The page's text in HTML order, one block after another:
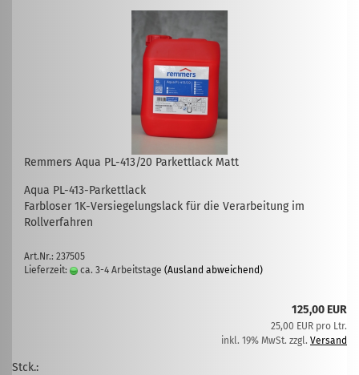
Remmers Aqua PL-413/20 Parkettlack Matt
Aqua PL-413-Parkettlack
Farbloser 1K-Versiegelungslack für die Verarbeitung im
Rollverfahren
Art.Nr.: 237505
Lieferzeit:
ca. 3-4 Arbeitstage (Ausland abweichend)
125,00 EUR
25,00 EUR pro Ltr.
inkl. 19% MwSt. zzgl. Versand
Stck.: